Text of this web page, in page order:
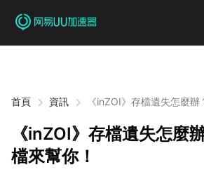
首頁 資訊 《inZOI》存檔遺失怎麼
《inZOI》存檔遺失怎麼
檔來幫你！